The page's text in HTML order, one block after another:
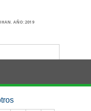
AÑO:2019